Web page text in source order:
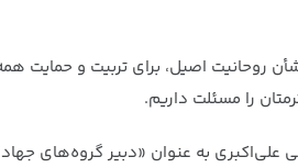
روحانیت اصیل، برای تربیت و حمایت
را مسئلت داریم.
به عنوان «دبیر گروه‌های